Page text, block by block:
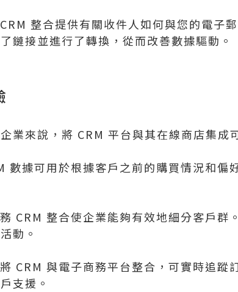
CRM 整合提供有關收件人如何與您的電子
鏈接並進行了轉換，從而改善數據驅動。
業來說，將 CRM 平台與其在線商店集成
數據可用於根據客戶之前的購買情況和偏
CRM 整合使企業能夠有效地細分客戶群
動。
將 CRM 與電子商務平台整合，可實時追蹤
支援。